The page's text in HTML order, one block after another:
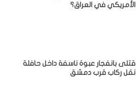
الأمريكي في العراق؟
قتلى بانفجار عبوة ناسفة داخل حافلة
نقل ركاب قرب دمشق